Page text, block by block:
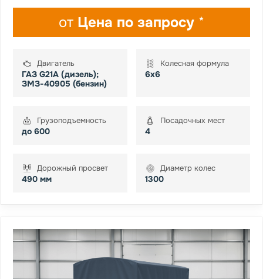
от Цена по запросу *
Двигатель
ГАЗ G21А (дизель);
ЗМЗ-40905 (бензин)
Колесная формула
6х6
Грузоподъемность
до 600
Посадочных мест
4
Дорожный просвет
490 мм
Диаметр колес
1300